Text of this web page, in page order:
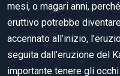
mesi, o magari anni,
eruttivo potrebbe
accennato all’inizio,
seguita dall’eruzione del
importante tenere gli